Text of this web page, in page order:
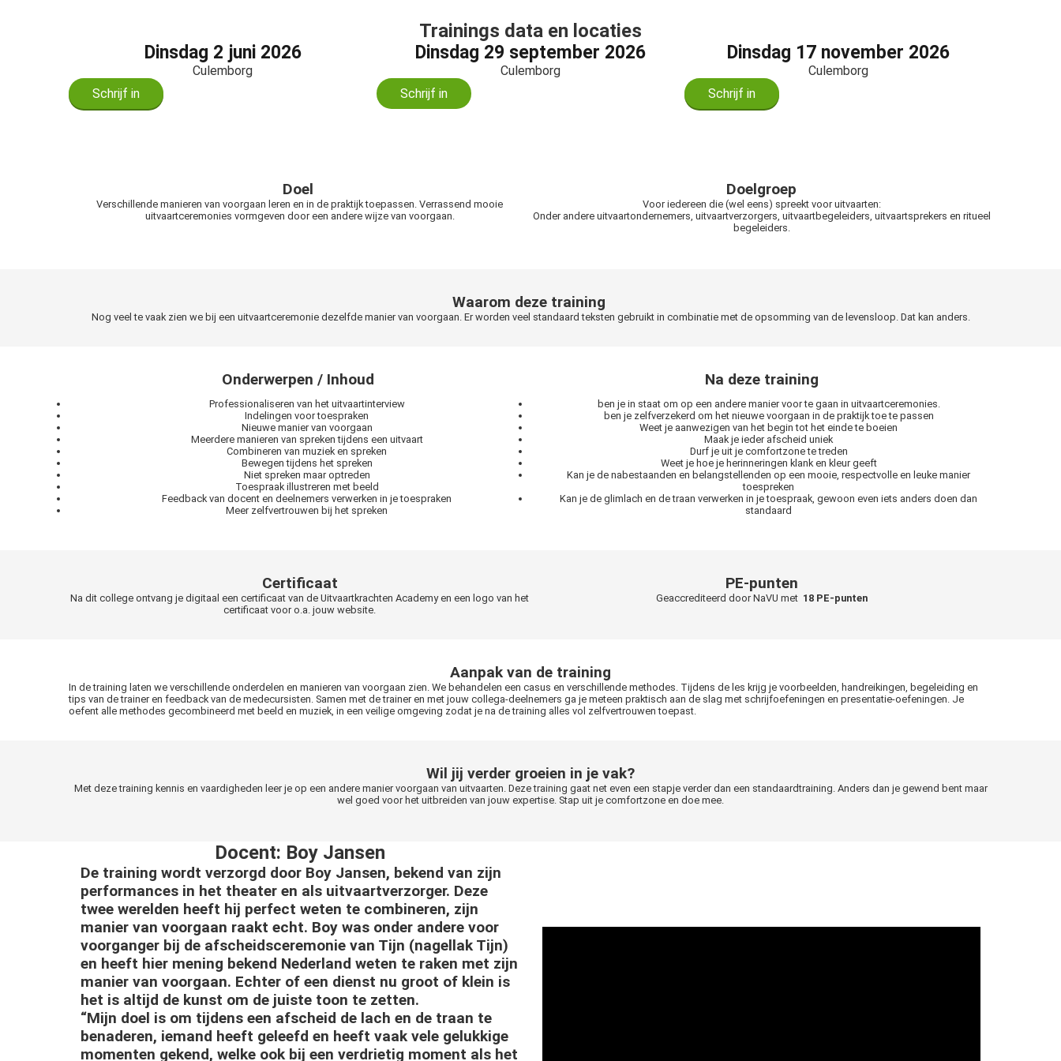
Trainings data en locaties
Dinsdag 2 juni 2026
Culemborg
Schrijf in
Dinsdag 29 september 2026
Culemborg
Schrijf in
Dinsdag 17 november 2026
Culemborg
Schrijf in
Doel
Verschillende manieren van voorgaan leren en in de praktijk toepassen. Verrassend mooie
uitvaartceremonies vormgeven door een andere wijze van voorgaan.
Doelgroep
Voor iedereen die (wel eens) spreekt voor uitvaarten:
Onder andere uitvaartondernemers, uitvaartverzorgers, uitvaartbegeleiders, uitvaartsprekers en ritueel
begeleiders.
Waarom deze training
Nog veel te vaak zien we bij een uitvaartceremonie dezelfde manier van voorgaan. Er worden veel standaard teksten gebruikt in combinatie met de opsomming van de levensloop. Dat kan anders.
Onderwerpen / Inhoud
Professionaliseren van het uitvaartinterview
Indelingen voor toespraken
Nieuwe manier van voorgaan
Meerdere manieren van spreken tijdens een uitvaart
Combineren van muziek en spreken
Bewegen tijdens het spreken
Niet spreken maar optreden
Toespraak illustreren met beeld
Feedback van docent en deelnemers verwerken in je toespraken
Meer zelfvertrouwen bij het spreken
Na deze training
ben je in staat om op een andere manier voor te gaan in uitvaartceremonies.
ben je zelfverzekerd om het nieuwe voorgaan in de praktijk toe te passen
Weet je aanwezigen van het begin tot het einde te boeien
Maak je ieder afscheid uniek
Durf je uit je comfortzone te treden
Weet je hoe je herinneringen klank en kleur geeft
Kan je de nabestaanden en belangstellenden op een mooie, respectvolle en leuke manier
toespreken
Kan je de glimlach en de traan verwerken in je toespraak, gewoon even iets anders doen dan
standaard
Certificaat
Na dit college ontvang je digitaal een certificaat van de Uitvaartkrachten Academy en een logo van het
certificaat voor o.a. jouw website.
PE-punten
Geaccrediteerd door NaVU met 18 PE-punten
Aanpak van de training
In de training laten we verschillende onderdelen en manieren van voorgaan zien. We behandelen een casus en verschillende methodes. Tijdens de les krijg je voorbeelden, handreikingen, begeleiding en
tips van de trainer en feedback van de medecursisten. Samen met de trainer en met jouw collega-deelnemers ga je meteen praktisch aan de slag met schrijfoefeningen en presentatie-oefeningen. Je
oefent alle methodes gecombineerd met beeld en muziek, in een veilige omgeving zodat je na de training alles vol zelfvertrouwen toepast.
Wil jij verder groeien in je vak?
Met deze training kennis en vaardigheden leer je op een andere manier voorgaan van uitvaarten. Deze training gaat net even een stapje verder dan een standaardtraining. Anders dan je gewend bent maar
wel goed voor het uitbreiden van jouw expertise. Stap uit je comfortzone en doe mee.
Docent: Boy Jansen
De training wordt verzorgd door Boy Jansen, bekend van zijn
performances in het theater en als uitvaartverzorger. Deze
twee werelden heeft hij perfect weten te combineren, zijn
manier van voorgaan raakt echt. Boy was onder andere voor
voorganger bij de afscheidsceremonie van Tijn (nagellak Tijn)
en heeft hier mening bekend Nederland weten te raken met zijn
manier van voorgaan. Echter of een dienst nu groot of klein is
het is altijd de kunst om de juiste toon te zetten.
“Mijn doel is om tijdens een afscheid de lach en de traan te
benaderen, iemand heeft geleefd en heeft vaak vele gelukkige
momenten gekend, welke ook bij een verdrietig moment als het